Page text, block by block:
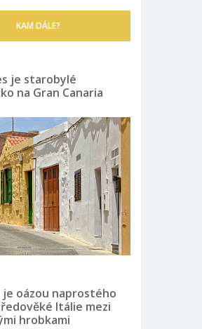
KAM DÁLE?
je starobylé
na Gran Canaria
je oázou naprostého
Itálie mezi
hrobkami